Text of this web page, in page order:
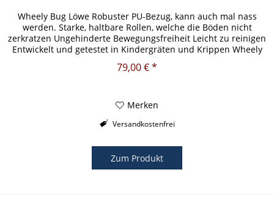
Wheely Bug Löwe Robuster PU-Bezug, kann auch mal nass
werden. Starke, haltbare Rollen, welche die Böden nicht
zerkratzen Ungehinderte Bewegungsfreiheit Leicht zu reinigen
Entwickelt und getestet in Kindergräten und Krippen Wheely
79,00 € *
Merken
Versandkostenfrei
Zum Produkt